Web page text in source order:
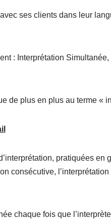
ses clients dans leur
: Interprétation
de plus en plus au terme «
pratiquées en
consécutive,
chaque fois que